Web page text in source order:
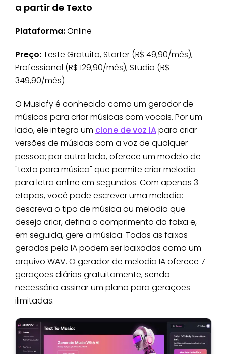
a partir de Texto
Plataforma:Online
Preço:Teste Gratuito, Starter (R$ 49,90/mês),
Professional (R$ 129,90/mês), Studio (R$
349,90/mês)
O Musicfy é conhecido como um gerador de
músicas para criar músicas com vocais. Por um
lado, ele integra um clone de voz IApara criar
versões de músicas com a voz de qualquer
pessoa; por outro lado, oferece um modelo de
"texto para música" que permite criar melodia
para letra online em segundos. Com apenas 3
etapas, você pode escrever uma melodia:
descreva o tipo de música ou melodia que
deseja criar, defina o comprimento da faixa e,
em seguida, gere a música. Todas as faixas
geradas pela IA podem ser baixadas como um
arquivo WAV. O gerador de melodia IA oferece 7
gerações diárias gratuitamente, sendo
necessário assinar um plano para gerações
ilimitadas.